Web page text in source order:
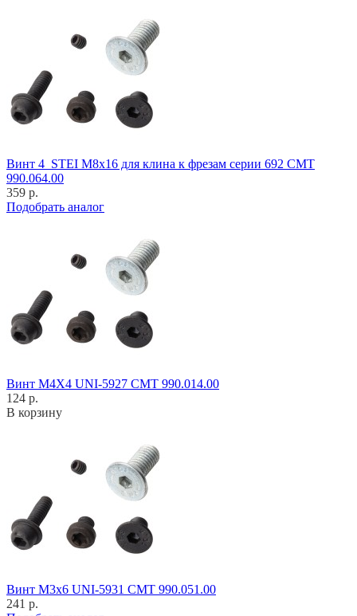
Винт 4_STEI M8x16 для клина к фрезам серии 692 CMT
990.064.00
359 р.
Подобрать аналог
Винт M4X4 UNI-5927 CMT 990.014.00
124 р.
В корзину
Винт M3x6 UNI-5931 CMT 990.051.00
241 р.